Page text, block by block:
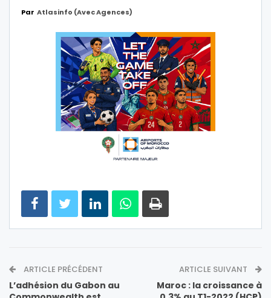
Par Atlasinfo (avec Agences)
ARTICLE PRÉCÉDENT
L’adhésion du Gabon au
ARTICLE SUIVANT
Maroc : la croissance à